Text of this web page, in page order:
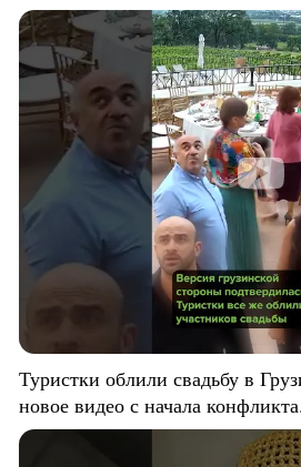
Туристки облили свадьбу в
новое видео с начала конфликта.